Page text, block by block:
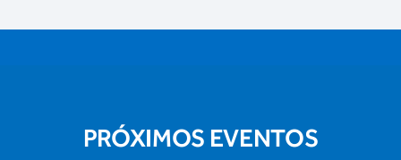
PRÓXIMOS EVENTOS